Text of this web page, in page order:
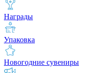
Награды
Упаковка
Новогодние сувениры